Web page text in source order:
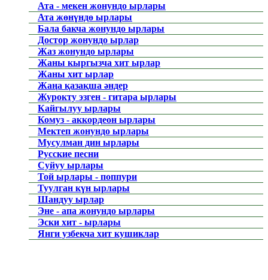
Ата - мекен жонундо ырлары
Ата жөнүндө ырлары
Бала бакча жонундо ырлары
Достор жонундо ырлар
Жаз жонундо ырлары
Жаны кыргызча хит ырлар
Жаны хит ырлар
Жаңа қазақша әндер
Журокту эзген - гитара ырлары
Кайгылуу ырлары
Комуз - аккордеон ырлары
Мектеп жонундо ырлары
Мусулман дин ырлары
Русские песни
Суйуу ырлары
Той ырлары - поппури
Туулган күн ырлары
Шандуу ырлар
Эне - апа жонундо ырлары
Эски хит - ырлары
Янги узбекча хит кушиклар